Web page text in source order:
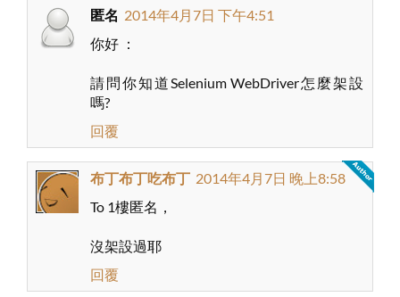
匿名 2014年4月7日 下午4:51
你好 ：
請問你知道Selenium WebDriver怎麼架設
嗎?
回覆
布丁布丁吃布丁 2014年4月7日 晚上8:58
To 1樓匿名，
沒架設過耶
回覆